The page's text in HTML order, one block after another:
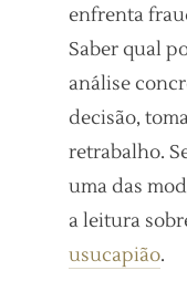
enfrenta
Saber qual
análise
decisão,
retrabalho.
uma das
a leitura
usucapião.